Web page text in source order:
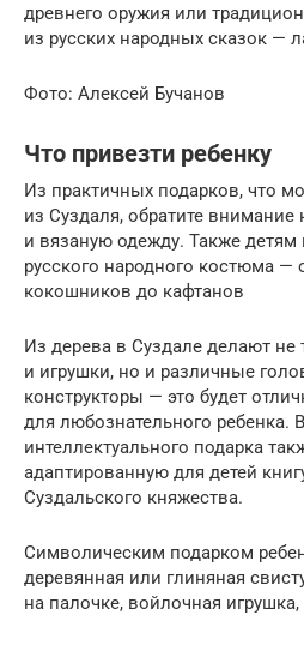
древнего оружия или
из русских народных сказок —
Фото: Алексей Бучанов
Что привезти ребенку
Из практичных подарков, что
из Суздаля, обратите внимание
и вязаную одежду. Также детям
русского народного костюма —
кокошников до кафтанов
Из дерева в Суздале делают не
и игрушки, но и различные
конструкторы — это будет
для любознательного ребенка.
интеллектуального подарка
адаптированную для детей
Суздальского княжества.
Символическим подарком
деревянная или глиняная
на палочке, войлочная